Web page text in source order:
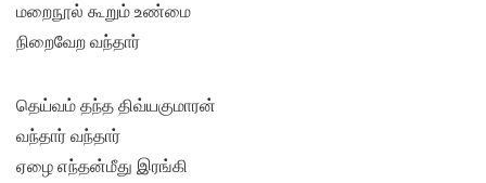
மறைநூல் கூறும் உண்மை
நிறைவேற வந்தார்
தெய்வம் தந்த திவ்யகுமாரன்
வந்தார் வந்தார்
ஏழை எந்தன்மீது இரங்கி